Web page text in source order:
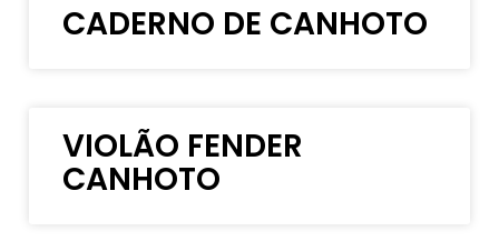
CADERNO DE CANHOTO
VIOLÃO FENDER
CANHOTO